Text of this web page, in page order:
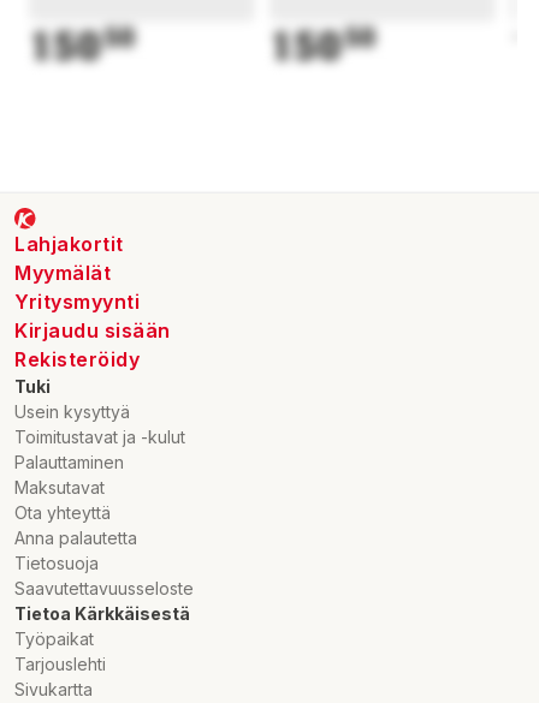
15050 15050
Lahjakortit
Myymälät
Yritysmyynti
Kirjaudu sisään
Rekisteröidy
Tuki
Usein kysyttyä
Toimitustavat ja -kulut
Palauttaminen
Maksutavat
Ota yhteyttä
Anna palautetta
Tietosuoja
Saavutettavuusseloste
Tietoa Kärkkäisestä
Työpaikat
Tarjouslehti
Sivukartta